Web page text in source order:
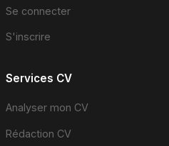
Se connecter
S'inscrire
Services CV
Analyser mon CV
Rédaction CV